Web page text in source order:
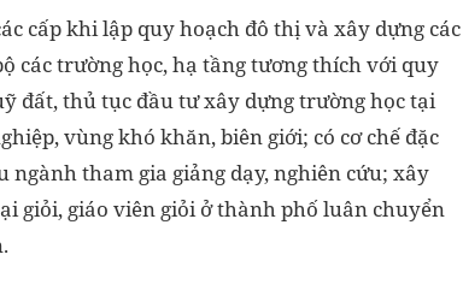
cấp khi lập quy hoạch đô thị và xây dựng các
các trường học, hạ tầng tương thích với quy
đất, thủ tục đầu tư xây dựng trường học tại
vùng khó khăn, biên giới; có cơ chế đặc
tham gia giảng dạy, nghiên cứu; xây
giỏi, giáo viên giỏi ở thành phố luân chuyển